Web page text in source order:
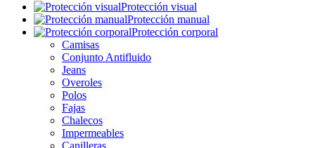
Protección visual
Protección manual
Protección corporal
Camisas
Conjunto Antifluido
Jeans
Overoles
Polos
Fajas
Chalecos
Impermeables
Canilleras